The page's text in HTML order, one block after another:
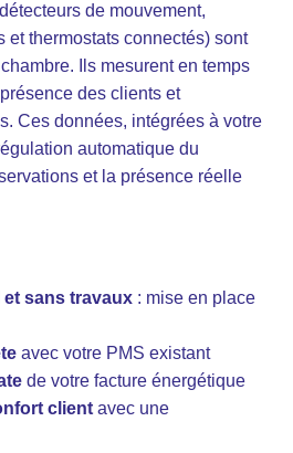
de mouvement,
et thermostats connectés) sont
Ils mesurent en temps
des clients et
Ces données, intégrées à votre
automatique du
et la présence réelle
et sans travaux : mise en place
avec votre PMS existant
de votre facture énergétique
client avec une